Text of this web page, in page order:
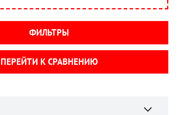
ФИЛЬТРЫ
ПЕРЕЙТИ К СРАВНЕНИЮ